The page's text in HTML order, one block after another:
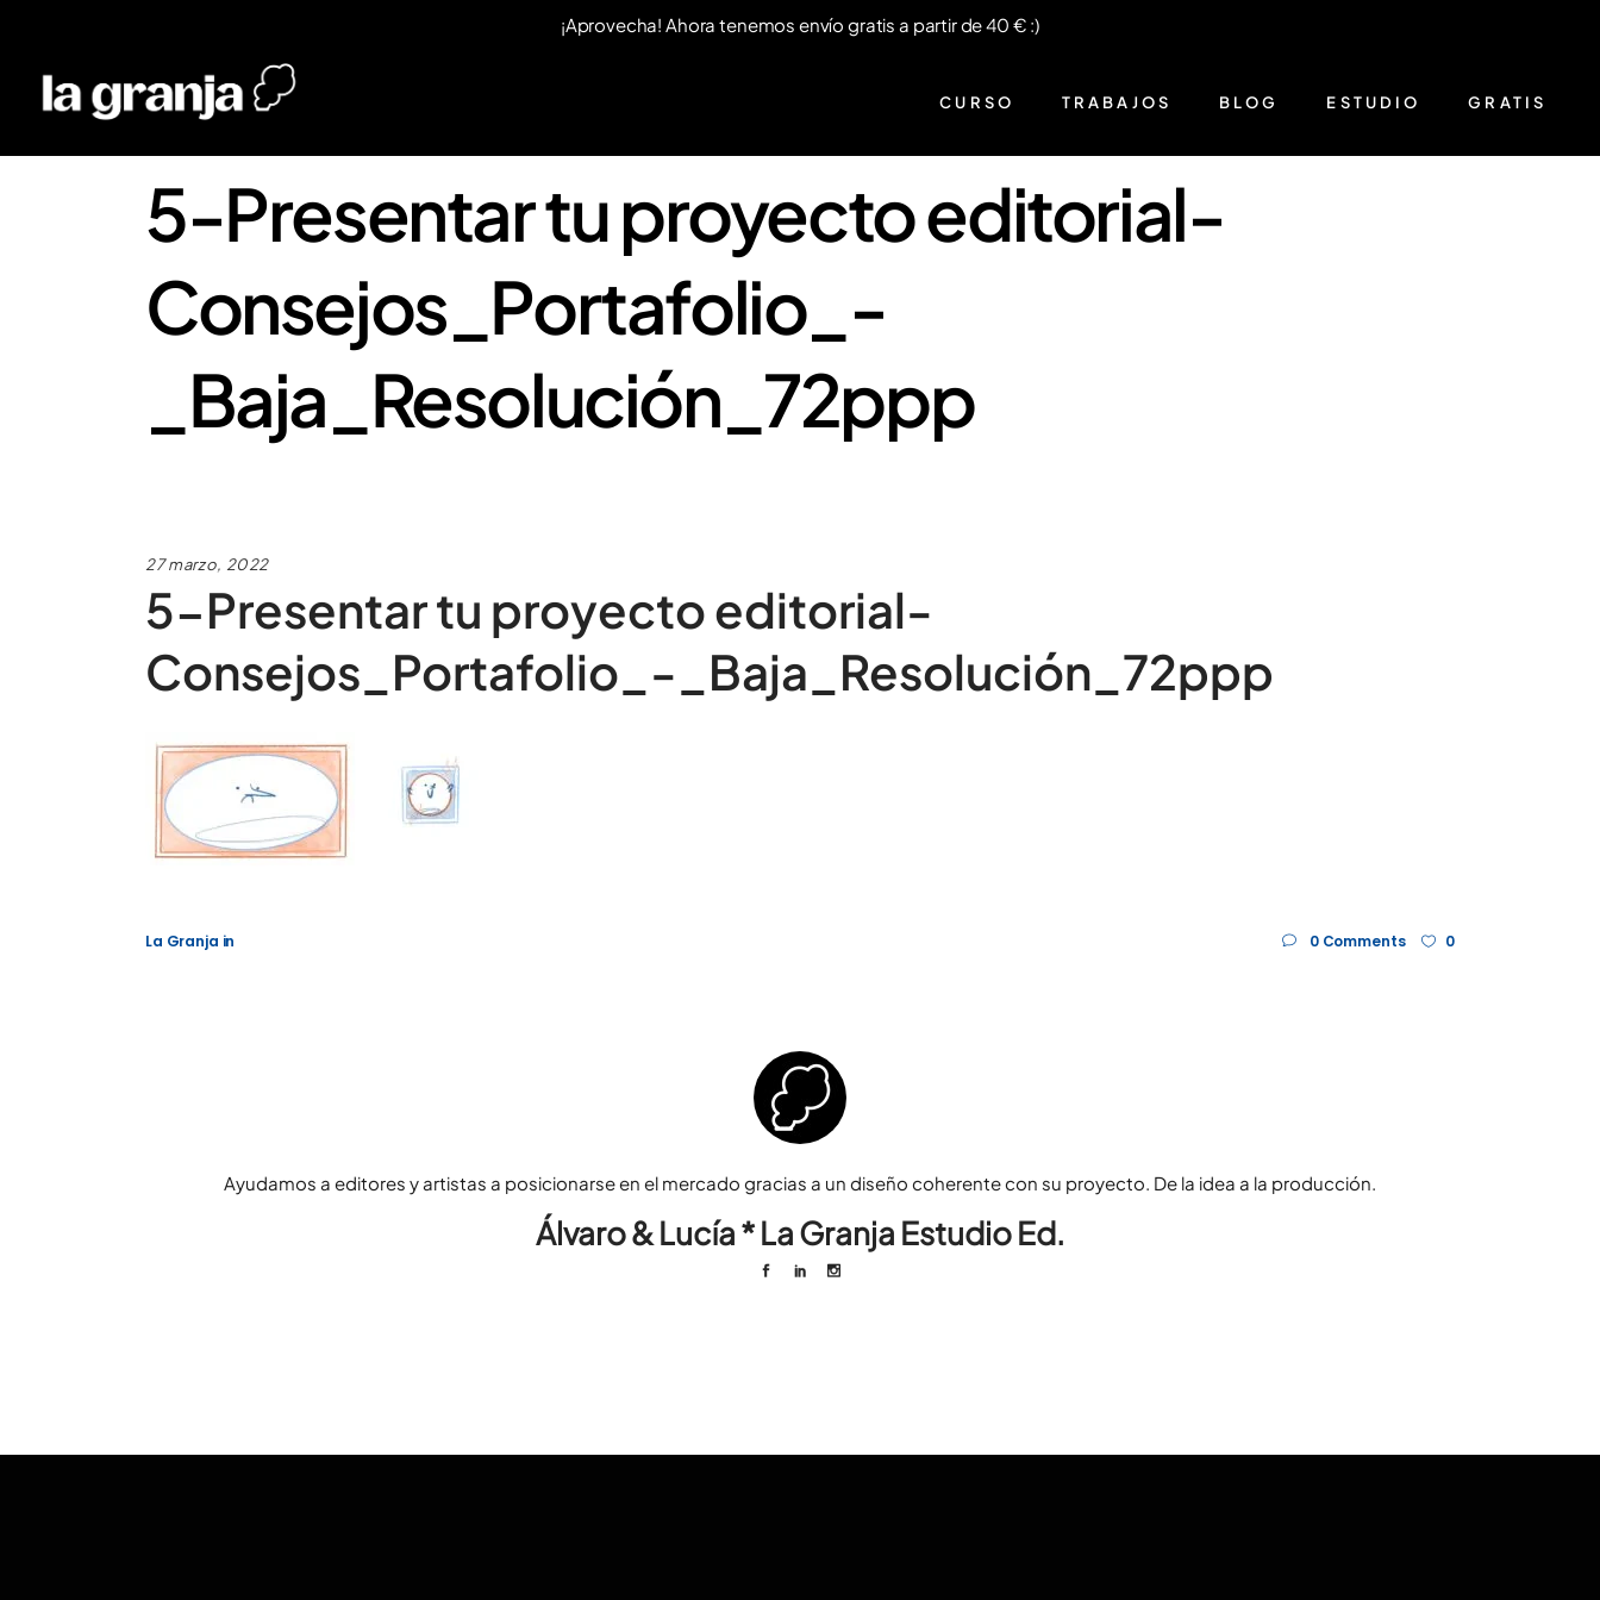
CURSO TRABAJOS BLOG ESTUDIO GRATIS
5-Presentar tu proyecto editorial-
Consejos_Portafolio_-
_Baja_Resolución_72ppp
27 marzo, 2022
5-Presentar tu proyecto editorial-
Consejos_Portafolio_-_Baja_Resolución_72ppp
La Granja in 0 Comments 0
Ayudamos a editores y artistas a posicionarse en el mercado gracias a un diseño coherente con su proyecto. De la idea a la producción.
Álvaro & Lucía * La Granja Estudio Ed.
¡Aprovecha! Ahora tenemos envío gratis a partir de 40 € :)